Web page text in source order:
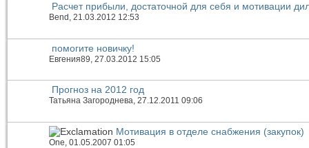
Расчет прибыли, достаточной для себя и мотивации
Bend , 21.03.2012 12:53
помогите новичку!
Евгения89 , 27.03.2012 15:05
Прогноз на 2012 год
Татьяна Загороднева, 27.12.2011 09:06
Мотивация в отделе снабжения (закупок)
One , 01.05.2007 01:05